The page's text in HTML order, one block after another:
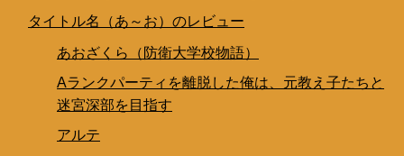
タイトル名（あ～お）のレビュー
あおざくら（防衛大学校物語）
Aランクパーティを離脱した俺は、元教え子たちと
迷宮深部を目指す
アルテ